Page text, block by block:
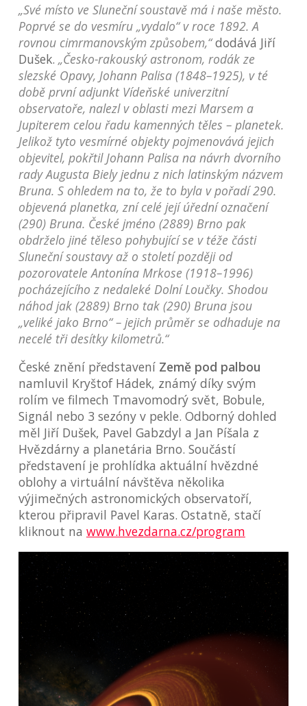
„Své místo ve Sluneční soustavě má i naše město.
Poprvé se do vesmíru „vydalo“ v roce 1892. A
rovnou cimrmanovským způsobem,“dodává Jiří
Dušek. „Česko-rakouský astronom, rodák ze
slezské Opavy, Johann Palisa (1848–1925), v té
době první adjunkt Vídeňské univerzitní
observatoře, nalezl v oblasti mezi Marsem a
Jupiterem celou řadu kamenných těles – planetek.
Jelikož tyto vesmírné objekty pojmenovává jejich
objevitel, pokřtil Johann Palisa na návrh dvorního
rady Augusta Biely jednu z nich latinským názvem
Bruna. S ohledem na to, že to byla v pořadí 290.
objevená planetka, zní celé její úřední označení
(290) Bruna. České jméno (2889) Brno pak
obdrželo jiné těleso pohybující se v téže části
Sluneční soustavy až o století později od
pozorovatele Antonína Mrkose (1918–1996)
pocházejícího z nedaleké Dolní Loučky. Shodou
náhod jak (2889) Brno tak (290) Bruna jsou
„veliké jako Brno“ – jejich průměr se odhaduje na
necelé tři desítky kilometrů.“
České znění představení Země pod palbou
namluvil Kryštof Hádek, známý díky svým
rolím ve filmech Tmavomodrý svět, Bobule,
Signál nebo 3 sezóny v pekle. Odborný dohled
měl Jiří Dušek, Pavel Gabzdyl a Jan Píšala z
Hvězdárny a planetária Brno. Součástí
představení je prohlídka aktuální hvězdné
oblohy a virtuální návštěva několika
výjimečných astronomických observatoří,
kterou připravil Pavel Karas. Ostatně, stačí
kliknout na www.hvezdarna.cz/program